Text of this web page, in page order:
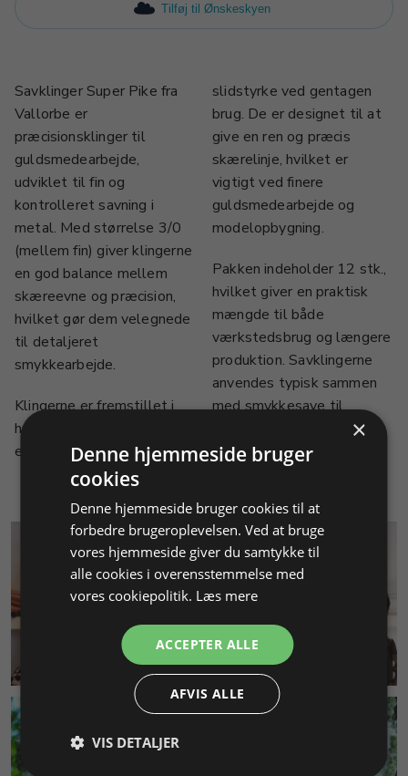
Tilføj til Ønskeskyen
Savklinger Super Pike fra
Vallorbe er
præcisionsklinger til
guldsmedearbejde,
udviklet til fin og
kontrolleret savning i
metal. Med størrelse 3/0
(mellem fin) giver klingerne
en god balance mellem
skæreevne og præcision,
hvilket gør dem velegnede
til detaljeret
smykkearbejde.
Klingerne er fremstillet i
høj kvalitet stål, som sikrer
ensartet snit og god
slidstyrke ved gentagen
brug. De er designet til at
give en ren og præcis
skærelinje, hvilket er
vigtigt ved finere
guldsmedearbejde og
modelopbygning.
Pakken indeholder 12 stk.,
hvilket giver en praktisk
mængde til både
værkstedsbrug og længere
produktion. Savklingerne
anvendes typisk sammen
med smykkesave til
præcisionsarbejde i metal.
KUNDESERVICE
×
Denne hjemmeside bruger
cookies
Denne hjemmeside bruger cookies til at
forbedre brugeroplevelsen. Ved at bruge
vores hjemmeside giver du samtykke til
alle cookies i overensstemmelse med
vores cookiepolitik. Læs mere
ACCEPTER ALLE
AFVIS ALLE
VIS DETALJER